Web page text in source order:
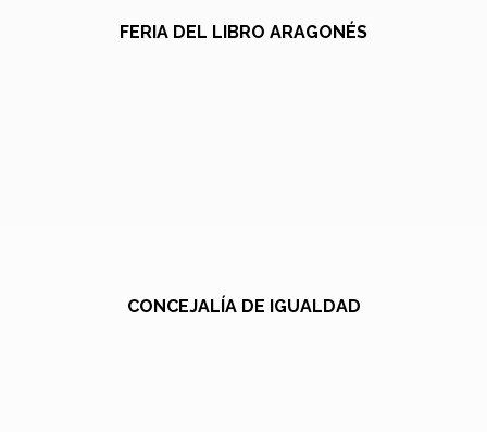
FERIA DEL LIBRO ARAGONÉS
CONCEJALÍA DE IGUALDAD